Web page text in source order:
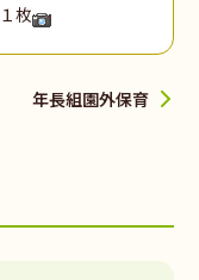
枚
年長組園外保育